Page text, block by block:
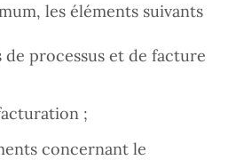
les éléments suivants
processus et de facture
;
concernant le